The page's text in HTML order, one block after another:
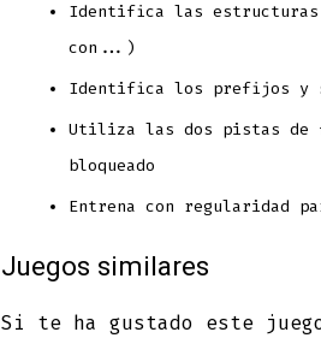
Identifica las estructuras
con...)
Identifica los prefijos y
Utiliza las dos pistas de
bloqueado
Entrena con regularidad
Juegos similares
Si te ha gustado este